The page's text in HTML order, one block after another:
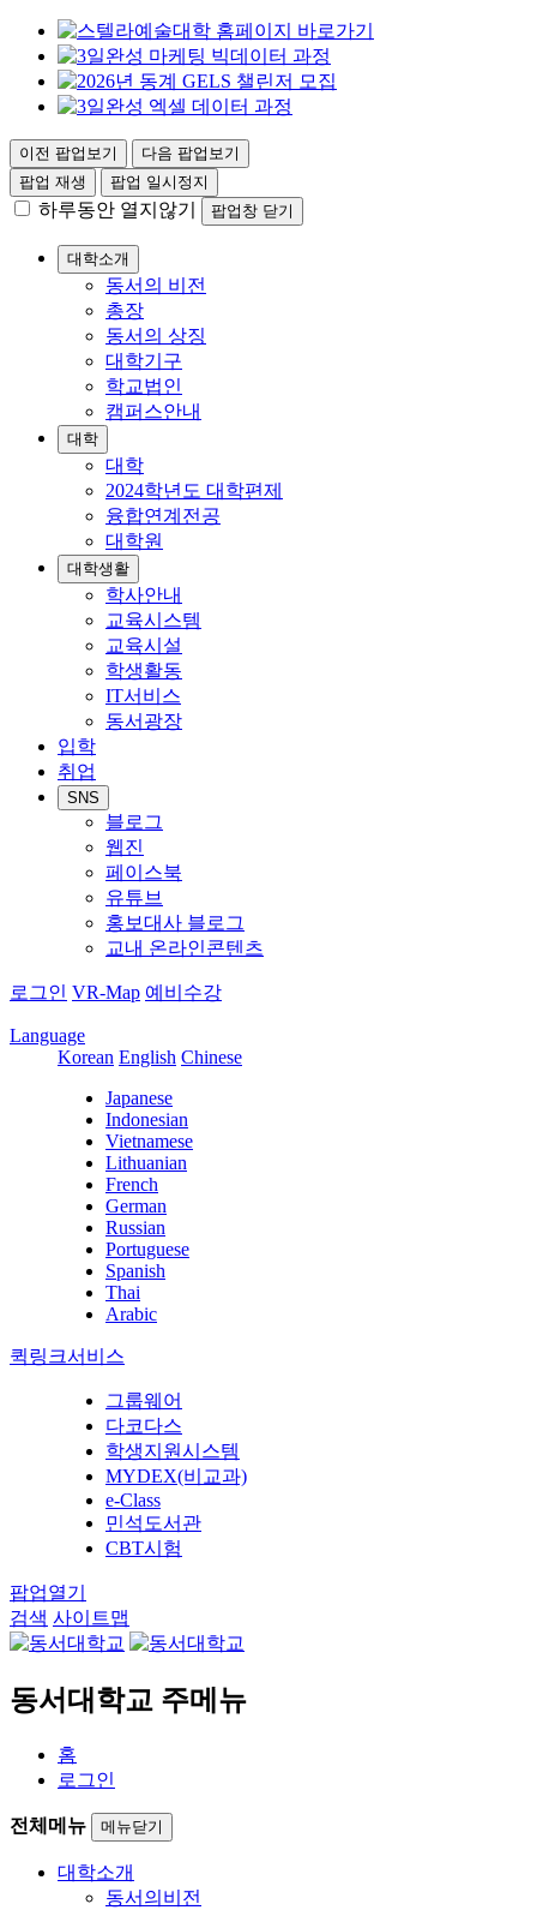
이전 팝업보기
다음 팝업보기
팝업 재생
팝업 일시정지
하루동안 열지않기 팝업창 닫기
대학소개
동서의 비전
총장
동서의 상징
대학기구
학교법인
캠퍼스안내
대학
대학
2024학년도 대학편제
융합연계전공
대학원
대학생활
학사안내
교육시스템
교육시설
학생활동
IT서비스
동서광장
입학
취업
SNS
블로그
웹진
페이스북
유튜브
홍보대사 블로그
교내 온라인콘텐츠
로그인 VR-Map 예비수강
Language
Korean English Chinese
Japanese
Indonesian
Vietnamese
Lithuanian
French
German
Russian
Portuguese
Spanish
Thai
Arabic
퀵링크서비스
그룹웨어
다코다스
학생지원시스템
MYDEX(비교과)
e-Class
민석도서관
CBT시험
팝업열기
검색 사이트맵
동서대학교 주메뉴
홈
로그인
전체메뉴 메뉴닫기
대학소개
동서의비전